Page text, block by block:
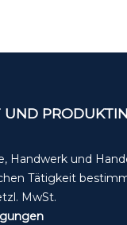
UND
Handwerk und
Tätigkeit
MwSt.